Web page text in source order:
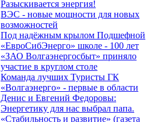
Разыскивается энергия!
ВЭС - новые мощности для новых
возможностей
Под надёжным крылом Подшефной
«ЕвроСибЭнерго» школе - 100 лет
«ЗАО Волгаэнергосбыт» приняло
участие в круглом столе
Команда лучших Туристы ГК
«Волгаэнерго» - первые в области
Денис и Евгений Федоровы:
Энергетику для нас выбрал папа.
«Стабильность и развитие» (газета